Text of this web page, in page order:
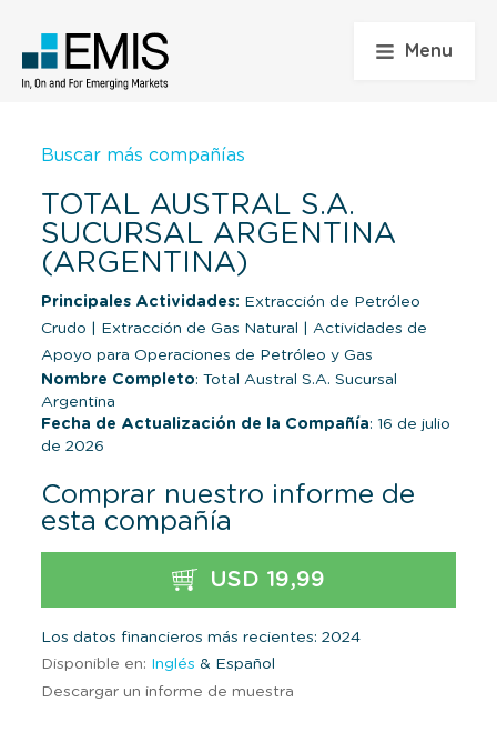
Menu
Buscar más compañías
TOTAL AUSTRAL S.A.
SUCURSAL ARGENTINA
(ARGENTINA)
Principales Actividades: Extracción de Petróleo
Crudo
Extracción de Gas Natural
Actividades de
Apoyo para Operaciones de Petróleo y Gas
Nombre Completo: Total Austral S.A. Sucursal
Argentina
Fecha de Actualización de la Compañía: 16 de julio
de 2026
Comprar nuestro informe de
esta compañía
USD 19,99
Los datos financieros más recientes: 2024
Disponible en: Inglés & Español
Descargar un informe de muestra